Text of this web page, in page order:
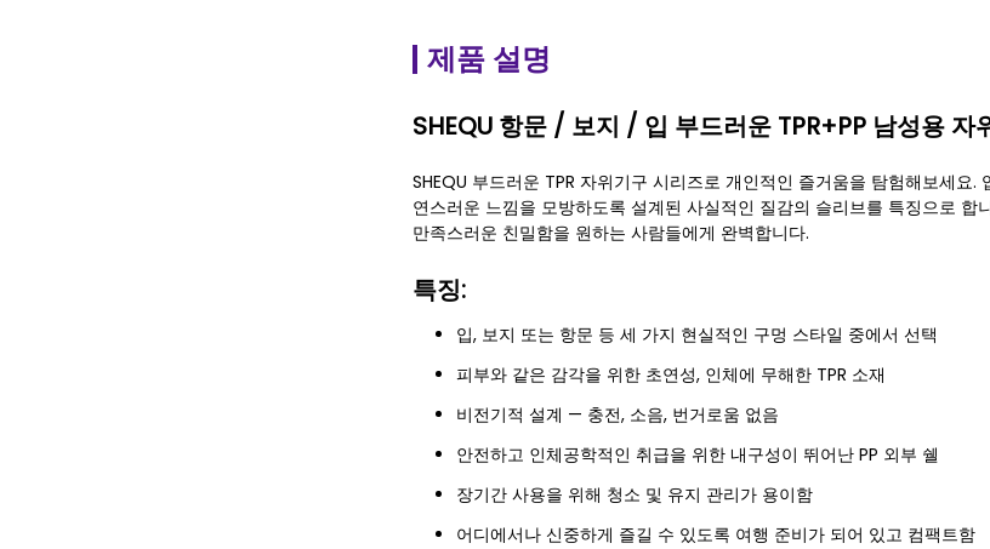
제품 설명
SHEQU 항문 / 보지 / 입 부드러운 TPR+PP 남성용 자
SHEQU 부드러운 TPR 자위기구 시리즈로 개인적인 즐거움을 탐험해보세
연스러운 느낌을 모방하도록 설계된 사실적인 질감의 슬리브를 특징으로
만족스러운 친밀함을 원하는 사람들에게 완벽합니다.
특징:
입, 보지 또는 항문 등 세 가지 현실적인 구멍 스타일 중에서 선택
피부와 같은 감각을 위한 초연성, 인체에 무해한 TPR 소재
비전기적 설계 — 충전, 소음, 번거로움 없음
안전하고 인체공학적인 취급을 위한 내구성이 뛰어난 PP 외부 쉘
장기간 사용을 위해 청소 및 유지 관리가 용이함
어디에서나 신중하게 즐길 수 있도록 여행 준비가 되어 있고 컴팩트함